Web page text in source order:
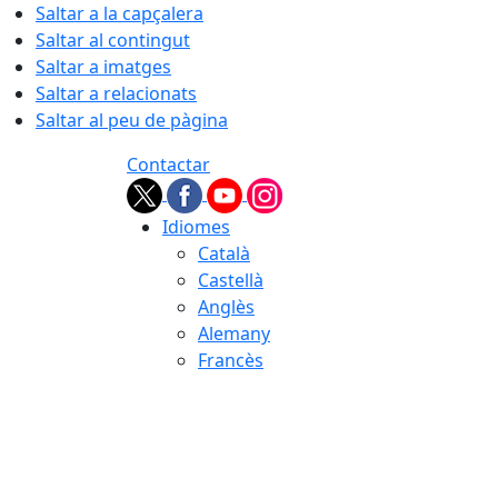
Saltar a la capçalera
Saltar al contingut
Saltar a imatges
Saltar a relacionats
Saltar al peu de pàgina
Contactar
Idiomes
Català
Castellà
Anglès
Alemany
Francès